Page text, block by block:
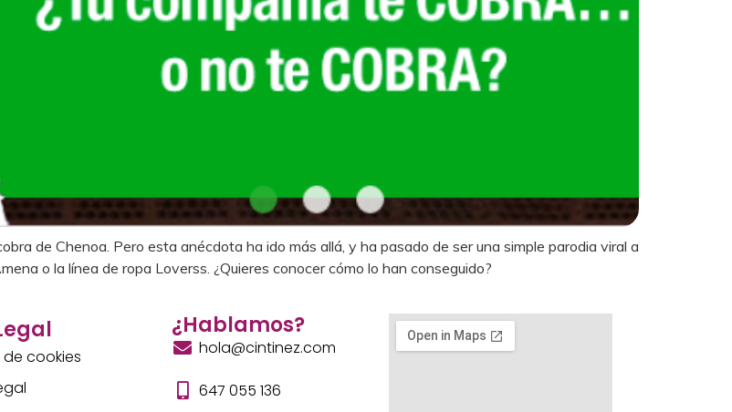
de Chenoa. Pero esta anécdota ha ido más allá, y ha pasado de ser una simple parodia viral a
o la línea de ropa Loverss. ¿Quieres conocer cómo lo han conseguido?
cookies
¿Hablamos?
hola@cintinez.com
647 055 136